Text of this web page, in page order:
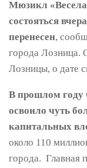
Мюзикл
состояться
перенесен,
города Лозница.
Лозницы, о дате
В прошлом году
освоило чуть
капитальных
около 110
города. Главная